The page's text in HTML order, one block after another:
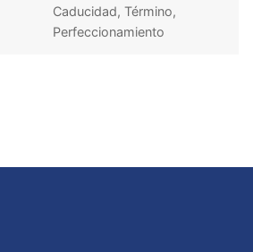
Caducidad, Término,
Perfeccionamiento